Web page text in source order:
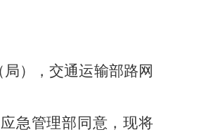
），交通运输部路网
急管理部同意 ，现将